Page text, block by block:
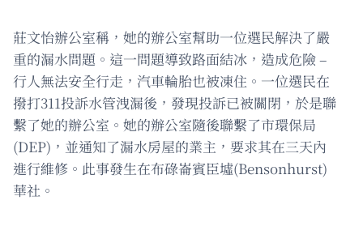
莊文怡辦公室稱，她的辦公室幫助一位選民解決了嚴
重的漏水問題。這一問題導致路面結冰，造成危險 –
行人無法安全行走，汽車輪胎也被凍住。一位選民在
撥打311投訴水管洩漏後，發現投訴已被關閉，於是聯
繫了她的辦公室。她的辦公室隨後聯繫了市環保局
(DEP)，並通知了漏水房屋的業主，要求其在三天內
進行維修。此事發生在布碌崙賓臣墟(Bensonhurst)
華社。